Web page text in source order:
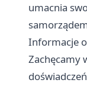
umacnia
Informacje
Zachęcamy